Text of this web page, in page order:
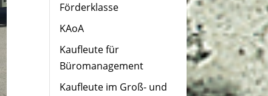
Förderklasse
KAoA
Kaufleute für
Büromanagement
Kaufleute im Groß- und